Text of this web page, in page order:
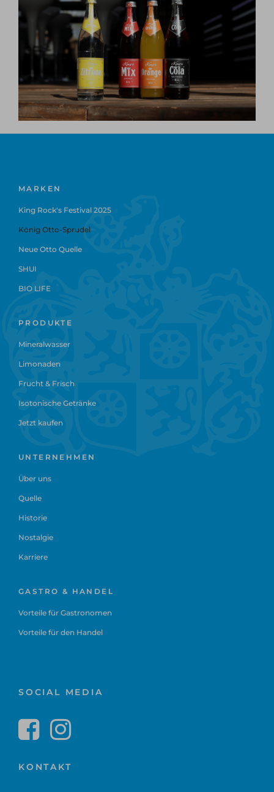
MARKEN
King Rock's Festival 2025
König Otto-Sprudel
Neue Otto Quelle
SHUI
BIO LIFE
PRODUKTE
Mineralwasser
Limonaden
Frucht & Frisch
Isotonische Getränke
Jetzt kaufen
UNTERNEHMEN
Über uns
Quelle
Historie
Nostalgie
Karriere
GASTRO & HANDEL
Vorteile für Gastronomen
Vorteile für den Handel
SOCIAL MEDIA
KONTAKT